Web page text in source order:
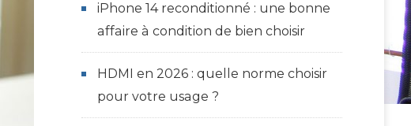
iPhone 14 reconditionné : une bonne
affaire à condition de bien choisir
HDMI en 2026 : quelle norme choisir
pour votre usage ?